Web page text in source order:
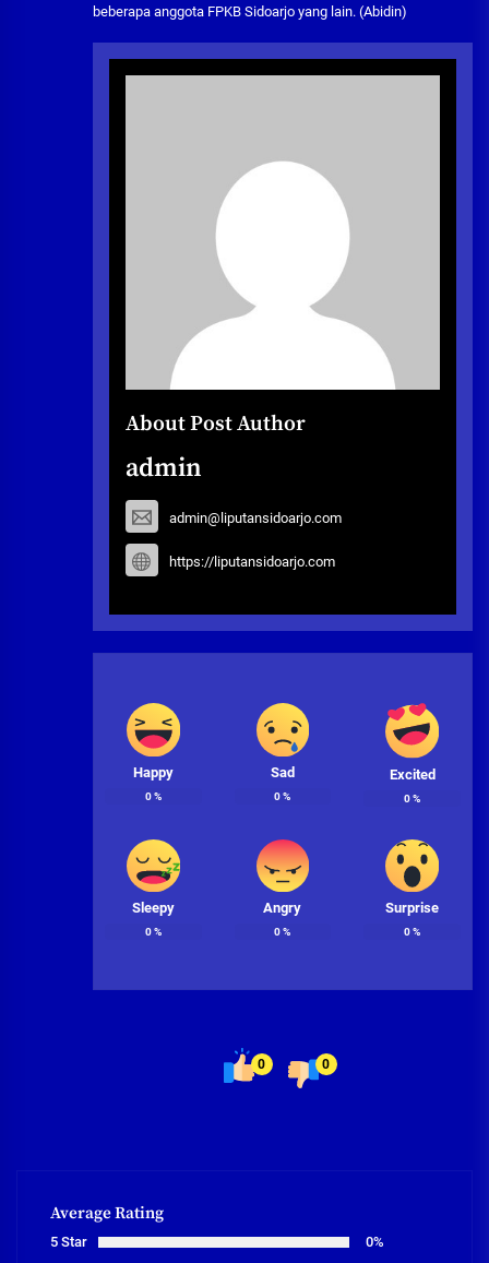
beberapa anggota FPKB Sidoarjo yang lain. (Abidin)
About Post Author
admin
admin@liputansidoarjo.com
https://liputansidoarjo.com
Happy
0%
Sad
0%
Excited
0%
Sleepy
0%
Angry
0%
Surprise
0%
0 0
Average Rating
5 Star
0%